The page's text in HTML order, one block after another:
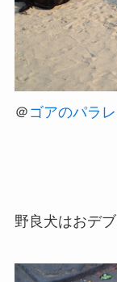
＠ ゴアのパラ
野良犬はおデ